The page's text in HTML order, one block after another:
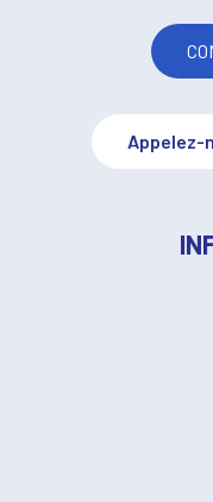
Appelez-